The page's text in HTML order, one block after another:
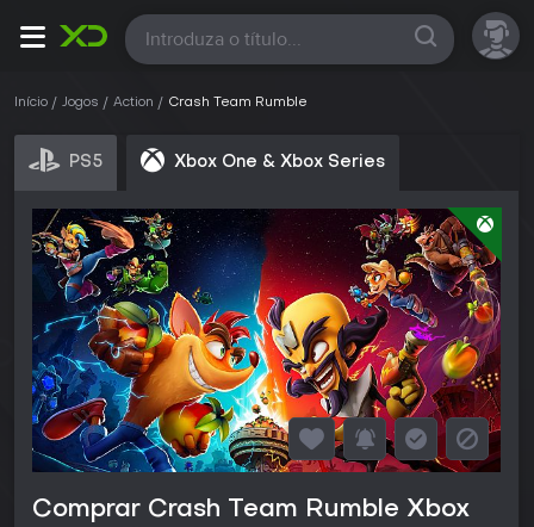
Todas
Início Jogos Action Crash Team Rumble
PS5 Xbox One & Xbox Series
Comprar Crash Team Rumble Xbox